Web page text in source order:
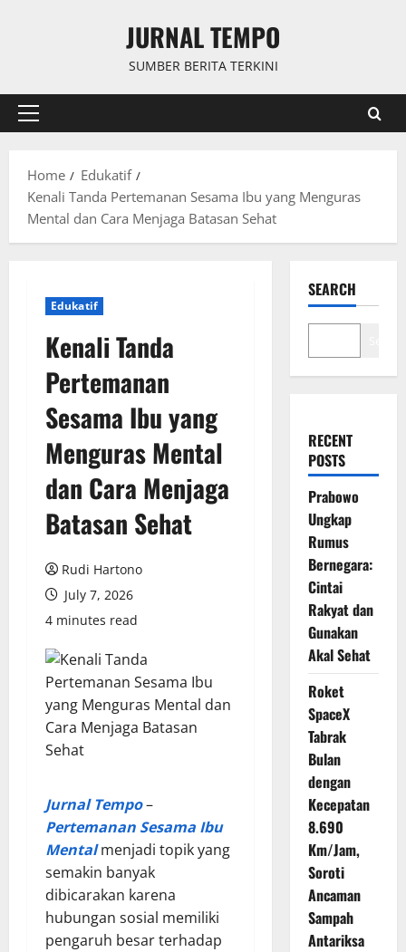
JURNAL TEMPO
SUMBER BERITA TERKINI
Primary
Home
Edukatif
Kenali Tanda Pertemanan Sesama Ibu yang Menguras
Mental dan Cara Menjaga Batasan Sehat
Edukatif
Kenali Tanda
Pertemanan
Sesama Ibu yang
Menguras Mental
dan Cara Menjaga
Batasan Sehat
Rudi Hartono
July 7, 2026
4 minutes read
Jurnal Tempo–
Pertemanan Sesama Ibu
Mentalmenjadi topik yang
semakin banyak
dibicarakan karena
hubungan sosial memiliki
pengaruh besar terhadap
SEARCH
RECENT
POSTS
Prabowo
Ungkap
Rumus
Bernegara:
Cintai
Rakyat dan
Gunakan
Akal Sehat
Roket
SpaceX
Tabrak
Bulan
dengan
Kecepatan
8.690
Km/Jam,
Soroti
Ancaman
Sampah
Antariksa